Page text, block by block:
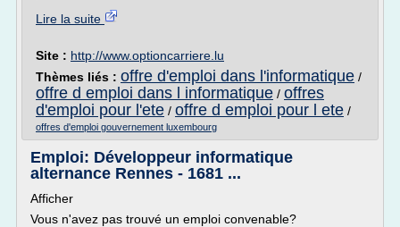
Lire la suite
Site : http://www.optioncarriere.lu
Thèmes liés : offre d'emploi dans l'informatique /
offre d emploi dans l informatique / offres
d'emploi pour l'ete / offre d emploi pour l ete /
offres d'emploi gouvernement luxembourg
Emploi: Développeur informatique
alternance Rennes - 1681 ...
Afficher
Vous n'avez pas trouvé un emploi convenable?